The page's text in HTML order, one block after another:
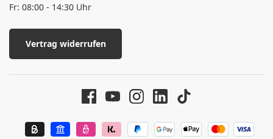
Fr: 08:00 - 14:30 Uhr
Vertrag widerrufen